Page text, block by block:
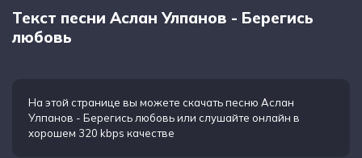
Текст песни Аслан Улпанов - Берегись
любовь
На этой странице вы можете скачать песню Аслан
Улпанов - Берегись любовьили слушайте онлайн в
хорошем 320 kbps качестве